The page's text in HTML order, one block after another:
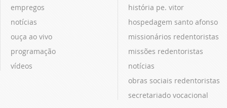
empregos
notícias
ouça ao vivo
programação
vídeos
história pe. vitor
hospedagem santo afonso
missionários redentoristas
missões redentoristas
notícias
obras sociais redentoristas
secretariado vocacional